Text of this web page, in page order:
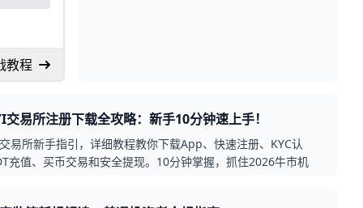
教程
交易所注册下载全攻略：新手10分钟速上手！
易所新手指引，详细教程教你下载App、快速注册、KYC认
充值、买币交易和安全提现。10分钟掌握，抓住2026牛市机